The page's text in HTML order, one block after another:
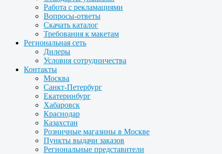
Работа с рекламациями
Вопросы-ответы
Скачать каталог
Требования к макетам
Региональная сеть
Дилеры
Условия сотрудничества
Контакты
Москва
Санкт-Петербург
Екатеринбург
Хабаровск
Краснодар
Казахстан
Розничные магазины в Москве
Пункты выдачи заказов
Региональные представители